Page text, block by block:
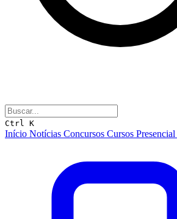
Ctrl K
Início Notícias Concursos Cursos Presencial